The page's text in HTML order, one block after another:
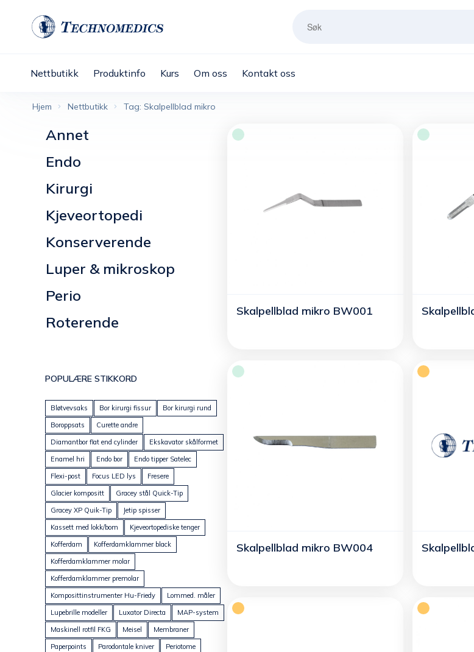
Nettbutikk Produktinfo Kurs Om oss Kontakt oss
Hjem Nettbutikk Tag: Skalpellblad mikro
Skalpellblad mikro BW001
Skalpellblad mikro BW004
Annet
Endo
Kirurgi
Kjeveortopedi
Konserverende
Luper & mikroskop
Perio
Roterende
POPULÆRE STIKKORD
Bløtvevsaks Bor kirurgi fissur
Bor kirurgi rund
Boroppsats
Curette andre
Diamantbor flat end cylinder
Ekskavator skålformet
Enamel hri
Endo bor
Endo tipper Satelec
Flexi-post
Focus LED lys
Fresere
Glacier kompositt
Gracey stål Quick-Tip
Gracey XP Quik-Tip
Jetip spisser
Kassett med lokk/bom
Kjeveortopediske tenger
Kofferdam
Kofferdamklammer black
Kofferdamklammer molar
Kofferdamklammer premolar
Komposittinstrumenter Hu-Friedy
Lommed. måler
Lupebrille modeller
Luxator Directa
MAP-system
Maskinell rotfil FKG
Meisel
Membraner
Paperpoints
Parodontale kniver
Periotome